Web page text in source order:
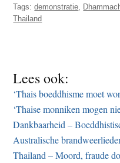
Tags:demonstratie
Thailand
Lees ook:
‘Thais boeddhisme moet
‘Thaise monniken mogen
Dankbaarheid –
Australische
Thailand – Moord, fraude